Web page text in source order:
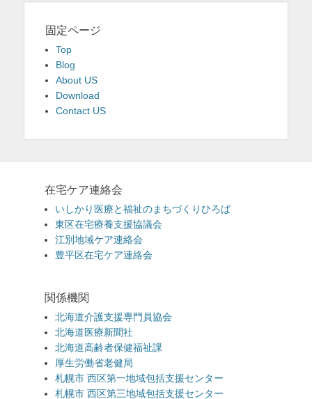
固定ページ
Top
Blog
About US
Download
Contact US
在宅ケア連絡会
いしかり医療と福祉のまちづくりひろば
東区在宅療養支援協議会
江別地域ケア連絡会
豊平区在宅ケア連絡会
関係機関
北海道介護支援専門員協会
北海道医療新聞社
北海道高齢者保健福祉課
厚生労働省老健局
札幌市 西区第一地域包括支援センター
札幌市 西区第三地域包括支援センター